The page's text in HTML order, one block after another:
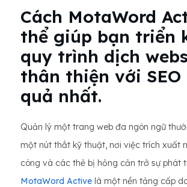
Cách MotaWord
thể giúp bạn triển
quy trình dịch
thân thiện với SEO
quả nhất.
Quản lý một trang web đa ngôn ngữ
một nút thắt kỹ thuật, nơi việc trích xuất
công và các thẻ bị hỏng cản trở sự phát
MotaWord Active là một nền tảng cấp